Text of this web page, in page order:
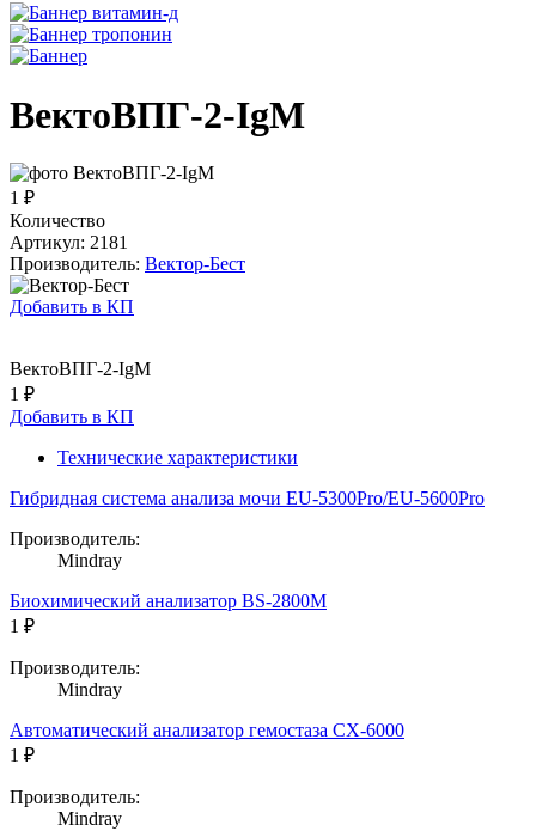
ВектоВПГ-2-IgM
1 ₽
Количество
Артикул: 2181
Производитель: Вектор-Бест
Добавить в КП
ВектоВПГ-2-IgM
1 ₽
Добавить в КП
Технические характеристики
Гибридная система анализа мочи EU-5300Pro/EU-5600Pro
Производитель:
Mindray
Биохимический анализатор BS-2800M
1 ₽
Производитель:
Mindray
Автоматический анализатор гемостаза CX-6000
1 ₽
Производитель:
Mindray